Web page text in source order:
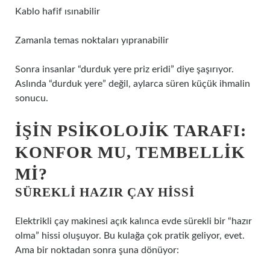
Kablo hafif ısınabilir
Zamanla temas noktaları yıpranabilir
Sonra insanlar “durduk yere priz eridi” diye şaşırıyor.
Aslında “durduk yere” değil, aylarca süren küçük ihmalin
sonucu.
İŞIN PSIKOLOJIK TARAFI:
KONFOR MU, TEMBELLIK
MI?
SÜREKLI HAZIR ÇAY HISSI
Elektrikli çay makinesi açık kalınca evde sürekli bir “hazır
olma” hissi oluşuyor. Bu kulağa çok pratik geliyor, evet.
Ama bir noktadan sonra şuna dönüyor: